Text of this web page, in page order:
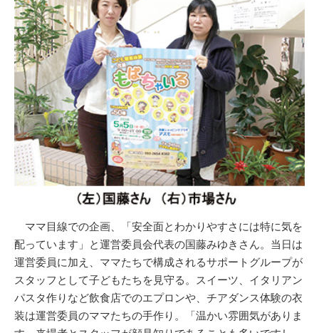
ママ目線での企画、「安全面とわかりやすさには特に気を
配っています」と運営委員会代表の国藤みゆきさん。当日は
運営委員に加え、ママたちで構成されるサポートグループが
スタッフとして子どもたちを見守る。スイーツ、イタリアン
パスタ作りなど飲食店でのエプロンや、チアダンス体験の衣
装は運営委員のママたちの手作り。「温かい雰囲気がありま